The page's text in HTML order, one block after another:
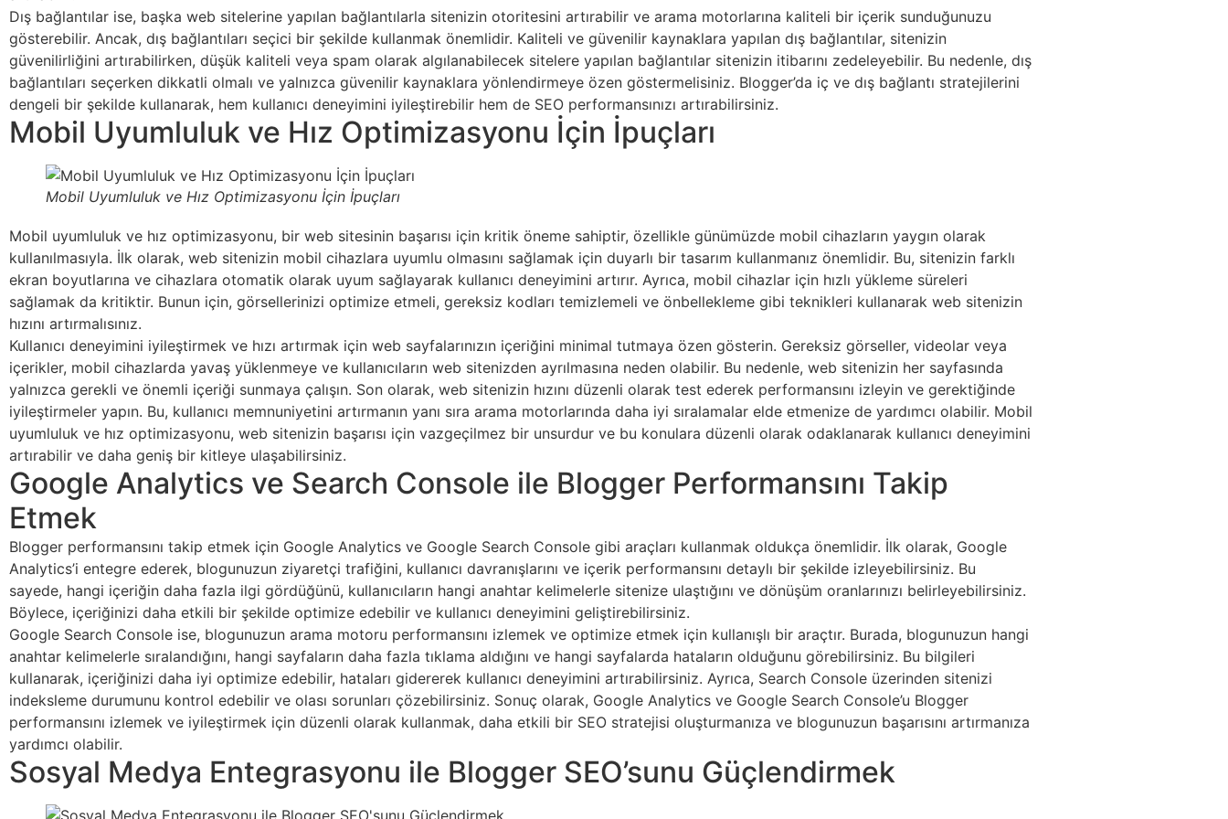
Dış bağlantılar ise, başka web sitelerine yapılan bağlantılarla sitenizin otoritesini artırabilir ve arama motorlarına kaliteli bir içerik sunduğunuzu
gösterebilir. Ancak, dış bağlantıları seçici bir şekilde kullanmak önemlidir. Kaliteli ve güvenilir kaynaklara yapılan dış bağlantılar, sitenizin
güvenilirliğini artırabilirken, düşük kaliteli veya spam olarak algılanabilecek sitelere yapılan bağlantılar sitenizin itibarını zedeleyebilir. Bu nedenle, dış
bağlantıları seçerken dikkatli olmalı ve yalnızca güvenilir kaynaklara yönlendirmeye özen göstermelisiniz. Blogger’da iç ve dış bağlantı stratejilerini
dengeli bir şekilde kullanarak, hem kullanıcı deneyimini iyileştirebilir hem de SEO performansınızı artırabilirsiniz.
Mobil Uyumluluk ve Hız Optimizasyonu İçin İpuçları
Mobil Uyumluluk ve Hız Optimizasyonu İçin İpuçları
Mobil uyumluluk ve hız optimizasyonu, bir web sitesinin başarısı için kritik öneme sahiptir, özellikle günümüzde mobil cihazların yaygın olarak
kullanılmasıyla. İlk olarak, web sitenizin mobil cihazlara uyumlu olmasını sağlamak için duyarlı bir tasarım kullanmanız önemlidir. Bu, sitenizin farklı
ekran boyutlarına ve cihazlara otomatik olarak uyum sağlayarak kullanıcı deneyimini artırır. Ayrıca, mobil cihazlar için hızlı yükleme süreleri
sağlamak da kritiktir. Bunun için, görsellerinizi optimize etmeli, gereksiz kodları temizlemeli ve önbellekleme gibi teknikleri kullanarak web sitenizin
hızını artırmalısınız.
Kullanıcı deneyimini iyileştirmek ve hızı artırmak için web sayfalarınızın içeriğini minimal tutmaya özen gösterin. Gereksiz görseller, videolar veya
içerikler, mobil cihazlarda yavaş yüklenmeye ve kullanıcıların web sitenizden ayrılmasına neden olabilir. Bu nedenle, web sitenizin her sayfasında
yalnızca gerekli ve önemli içeriği sunmaya çalışın. Son olarak, web sitenizin hızını düzenli olarak test ederek performansını izleyin ve gerektiğinde
iyileştirmeler yapın. Bu, kullanıcı memnuniyetini artırmanın yanı sıra arama motorlarında daha iyi sıralamalar elde etmenize de yardımcı olabilir. Mobil
uyumluluk ve hız optimizasyonu, web sitenizin başarısı için vazgeçilmez bir unsurdur ve bu konulara düzenli olarak odaklanarak kullanıcı deneyimini
artırabilir ve daha geniş bir kitleye ulaşabilirsiniz.
Google Analytics ve Search Console ile Blogger Performansını Takip
Etmek
Blogger performansını takip etmek için Google Analytics ve Google Search Console gibi araçları kullanmak oldukça önemlidir. İlk olarak, Google
Analytics’i entegre ederek, blogunuzun ziyaretçi trafiğini, kullanıcı davranışlarını ve içerik performansını detaylı bir şekilde izleyebilirsiniz. Bu
sayede, hangi içeriğin daha fazla ilgi gördüğünü, kullanıcıların hangi anahtar kelimelerle sitenize ulaştığını ve dönüşüm oranlarınızı belirleyebilirsiniz.
Böylece, içeriğinizi daha etkili bir şekilde optimize edebilir ve kullanıcı deneyimini geliştirebilirsiniz.
Google Search Console ise, blogunuzun arama motoru performansını izlemek ve optimize etmek için kullanışlı bir araçtır. Burada, blogunuzun hangi
anahtar kelimelerle sıralandığını, hangi sayfaların daha fazla tıklama aldığını ve hangi sayfalarda hataların olduğunu görebilirsiniz. Bu bilgileri
kullanarak, içeriğinizi daha iyi optimize edebilir, hataları gidererek kullanıcı deneyimini artırabilirsiniz. Ayrıca, Search Console üzerinden sitenizi
indeksleme durumunu kontrol edebilir ve olası sorunları çözebilirsiniz. Sonuç olarak, Google Analytics ve Google Search Console’u Blogger
performansını izlemek ve iyileştirmek için düzenli olarak kullanmak, daha etkili bir SEO stratejisi oluşturmanıza ve blogunuzun başarısını artırmanıza
yardımcı olabilir.
Sosyal Medya Entegrasyonu ile Blogger SEO’sunu Güçlendirmek